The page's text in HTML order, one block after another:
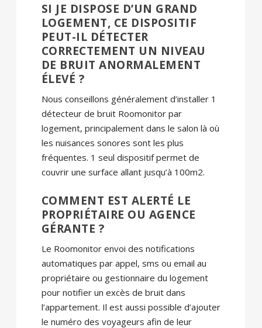
SI JE DISPOSE D’UN GRAND
LOGEMENT, CE DISPOSITIF
PEUT-IL DÉTECTER
CORRECTEMENT UN NIVEAU
DE BRUIT ANORMALEMENT
ÉLEVÉ ?
Nous conseillons généralement d’installer 1
détecteur de bruit Roomonitor par
logement, principalement dans le salon là où
les nuisances sonores sont les plus
fréquentes. 1 seul dispositif permet de
couvrir une surface allant jusqu’à 100m2.
COMMENT EST ALERTÉ LE
PROPRIÉTAIRE OU AGENCE
GÉRANTE ?
Le Roomonitor envoi des notifications
automatiques par appel, sms ou email au
propriétaire ou gestionnaire du logement
pour notifier un excès de bruit dans
l’appartement. Il est aussi possible d’ajouter
le numéro des voyageurs afin de leur